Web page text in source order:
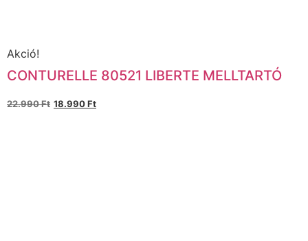
Akció!
CONTURELLE 80521 LIBERTE MELLTARTÓ
22.990Ft 18.990Ft